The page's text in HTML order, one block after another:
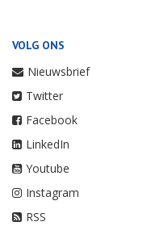
VOLG ONS
Nieuwsbrief
Twitter
Facebook
LinkedIn
Youtube
Instagram
RSS